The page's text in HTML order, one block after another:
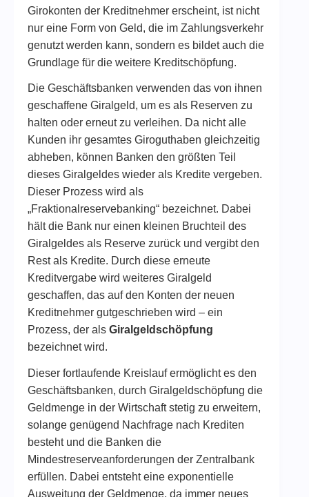
Girokonten der Kreditnehmer erscheint, ist nicht
nur eine Form von Geld, die im Zahlungsverkehr
genutzt werden kann, sondern es bildet auch die
Grundlage für die weitere Kreditschöpfung.
Die Geschäftsbanken verwenden das von ihnen
geschaffene Giralgeld, um es als Reserven zu
halten oder erneut zu verleihen. Da nicht alle
Kunden ihr gesamtes Giroguthaben gleichzeitig
abheben, können Banken den größten Teil
dieses Giralgeldes wieder als Kredite vergeben.
Dieser Prozess wird als
„Fraktionalreservebanking“ bezeichnet. Dabei
hält die Bank nur einen kleinen Bruchteil des
Giralgeldes als Reserve zurück und vergibt den
Rest als Kredite. Durch diese erneute
Kreditvergabe wird weiteres Giralgeld
geschaffen, das auf den Konten der neuen
Kreditnehmer gutgeschrieben wird – ein
Prozess, der als Giralgeldschöpfung
bezeichnet wird.
Dieser fortlaufende Kreislauf ermöglicht es den
Geschäftsbanken, durch Giralgeldschöpfung die
Geldmenge in der Wirtschaft stetig zu erweitern,
solange genügend Nachfrage nach Krediten
besteht und die Banken die
Mindestreserveanforderungen der Zentralbank
erfüllen. Dabei entsteht eine exponentielle
Ausweitung der Geldmenge, da immer neues